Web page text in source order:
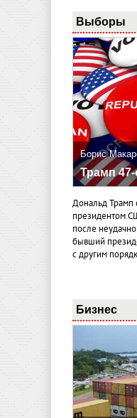
Выборы
Борис
Трамп
Дональд Трамп
президентом
после
бывший
с другим
Бизнес